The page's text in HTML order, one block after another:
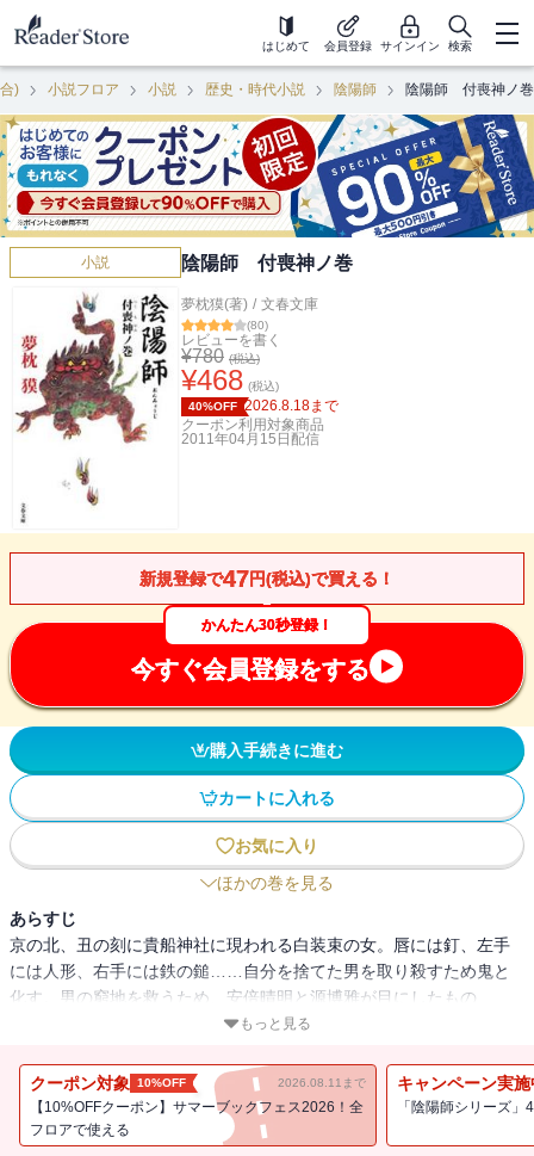
はじめて 会員登録 サインイン 検索
) 小説フロア 小説 歴史・時代小説 陰陽師 陰陽師 付喪神ノ巻
小説 陰陽師 付喪神ノ巻
夢枕獏(著) / 文春文庫
(80)
レビューを書く
¥780 (税込)
¥468 (税込)
40%OFF 2026.8.18まで
クーポン利用対象商品
2011年04月15日 配信
新規登録で47円(税込)で買える！
かんたん30秒登録！
今すぐ会員登録をする
購入手続きに進む
カートに入れる
お気に入り
ほかの巻を見る
あらすじ
京の北、丑の刻に貴船神社に現われる白装束の女。唇には釘、左手
には人形、右手には鉄の鎚……自分を捨てた男を取り殺すため鬼と
化す。男の窮地を救うため、安倍晴明と源博雅が目にしたもの
は！？ 嫉妬に狂った女の悲しさを描いた「鉄輪」他「瓜仙人」
女房」の７篇収録。平安の世を騒がす魍魎（もうりょう）に立ち向
かう、若き晴明と博雅の胸のすく活躍！ 「陰陽師」シリーズ第３
弾。
もっと見る
クーポン対象 10%OFF 2026.08.11まで
【10%OFFクーポン】サマーブックフェス2026！全
フロアで使える
キャンペーン実施
「陰陽師シリーズ